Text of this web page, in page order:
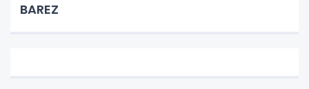
BAREZ